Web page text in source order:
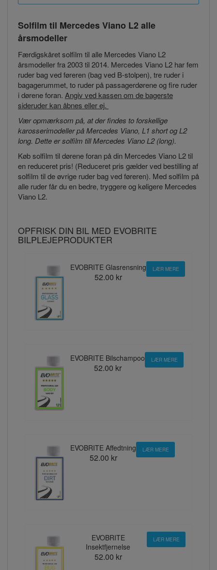
Solfilm til Mercedes Viano L2 alle
årsmodeller
Færdigskåret solfilm til alle Mercedes Viano L2
årsmodeller fra 2003 til 2014. Mercedes Viano L2 har fem
ruder bag ved føreren (bag ved B-stolpen), tre ruder i
bagagerummet, to ruder på passagerdørene og fire ruder
i dørene foran. Angiv ved kassen om de bagerste
sideruder kan åbnes eller ej.
Vær opmærksom på, at der findes to forskellige
karosserimodeller på Mercedes Viano, L1 short og L2
long. Dette er solfilm till Mercedes Viano L2 (long).
Køb solfilm til dørene foran på din Mercedes Viano L2 til
en reduceret pris! (Reduceret pris gælder ved bestilling af
solfilm til de øvrige ruder bag ved føreren). Med solfilm på
alle ruder får du en bedre, tryggere og køligere Mercedes
Viano L2.
OPFRISK DIN BIL MED EVOBRITE
BILPLEJEPRODUKTER
EVOBRITE Glasrensning
52.00 kr
LÆR MERE
EVOBRITE Bilschampoo
52.00 kr
LÆR MERE
EVOBRITE Affedtning
52.00 kr
LÆR MERE
EVOBRITE
Insektfjernelse
52.00 kr
LÆR MERE